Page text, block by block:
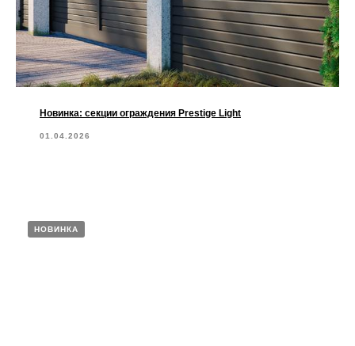
Новинка: секции ограждения Prestige Light
01.04.2026
НОВИНКА